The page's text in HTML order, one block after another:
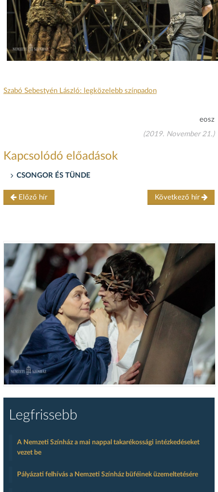
Szabó Sebestyén László: legközelebb színpadon
eosz
(2019. November 21.)
Kapcsolódó előadások
CSONGOR ÉS TÜNDE
Előző hír Következő hír
Legfrissebb
A Nemzeti Színház a mai nappal takarékossági intézkedéseket
vezet be
Pályázati felhívás a Nemzeti Színház büféinek üzemeltetésére